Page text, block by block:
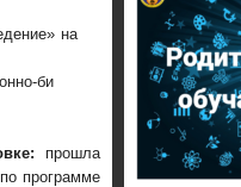
е» на
би
прошла
программе